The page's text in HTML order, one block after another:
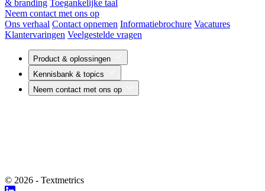
& branding Toegankelijke taal
Neem contact met ons op
Ons verhaal Contact opnemen Informatiebrochure Vacatures
Klantervaringen Veelgestelde vragen
Product & oplossingen
Kennisbank & topics
Neem contact met ons op
© 2026 - Textmetrics